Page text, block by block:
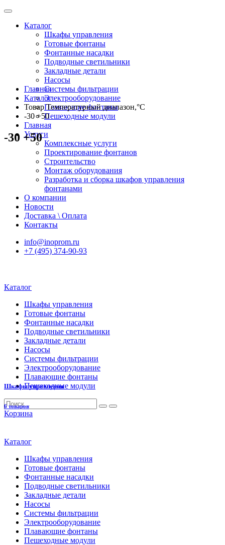
Каталог
Шкафы управления
Готовые фонтаны
Фонтанные насадки
Подводные светильники
Закладные детали
Насосы
Системы фильтрации
Электрооборудование
Плавающие фонтаны
Пешеходные модули
Главная
Услуги
Комплексные услуги
Проектирование фонтанов
Строительство
Монтаж оборудования
Разработка и сборка шкафов управления
фонтанами
О компании
Новости
Доставка \ Оплата
Контакты
info@inoprom.ru
+7 (495) 374-90-93
Каталог
Шкафы управления
Готовые фонтаны
Фонтанные насадки
Подводные светильники
Закладные детали
Насосы
Системы фильтрации
Электрооборудование
Плавающие фонтаны
Пешеходные модули
Корзина
Каталог
Шкафы управления
Готовые фонтаны
Фонтанные насадки
Подводные светильники
Закладные детали
Насосы
Системы фильтрации
Электрооборудование
Плавающие фонтаны
Пешеходные модули
Главная
Каталог
Товар Температурный диапазон,°С
-30 +50
-30 +50
Шкафы управления
6 товаров